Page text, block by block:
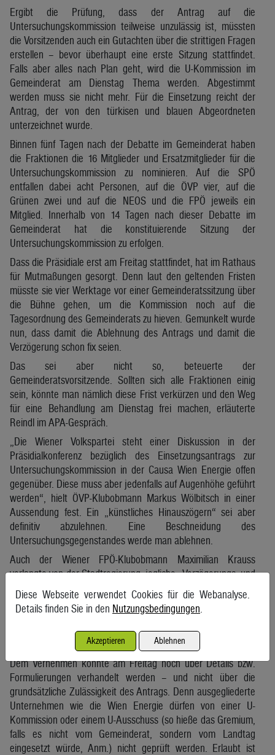
Ergibt die Prüfung, dass der Antrag auf die
Untersuchungskommission teilweise unzulässig ist, müssten
die Vorsitzenden auch ein Gutachten über die strittigen Fragen
erstellen – bevor überhaupt eine erste Sitzung stattfindet.
Falls aber alles nach Plan geht, wird die U-Kommission im
Gemeinderat am Dienstag Thema werden. Abgestimmt
werden muss sie nicht mehr. Für die Einsetzung reicht der
Antrag, der von den türkisen und blauen Abgeordneten
unterzeichnet wurde.
Binnen fünf Tagen nach der Debatte im Gemeinderat haben
die Fraktionen die 16 Mitglieder und Ersatzmitglieder für die
Untersuchungskommission zu nominieren. Auf die SPÖ
entfallen dabei acht Personen, auf die ÖVP vier, auf die
Grünen zwei und auf die NEOS und die FPÖ jeweils ein
Mitglied. Innerhalb von 14 Tagen nach dieser Debatte im
Gemeinderat hat die konstituierende Sitzung der
Untersuchungskommission zu erfolgen.
Dass die Präsidiale erst am Freitag stattfindet, hat im Rathaus
für Mutmaßungen gesorgt. Denn laut den geltenden Fristen
müsste sie vier Werktage vor einer Gemeinderatssitzung über
die Bühne gehen, um die Kommission noch auf die
Tagesordnung des Gemeinderats zu hieven. Gemunkelt wurde
nun, dass damit die Ablehnung des Antrags und damit die
Verzögerung schon fix seien.
Das sei aber nicht so, beteuerte der
Gemeinderatsvorsitzende. Sollten sich alle Fraktionen einig
sein, könnte man nämlich diese Frist verkürzen und den Weg
für eine Behandlung am Dienstag frei machen, erläuterte
Reindl im APA-Gespräch.
„Die Wiener Volkspartei steht einer Diskussion in der
Präsidialkonferenz bezüglich des Einsetzungsantrags zur
Untersuchungskommission in der Causa Wien Energie offen
gegenüber. Diese muss aber jedenfalls auf Augenhöhe geführt
werden“, hielt ÖVP-Klubobmann Markus Wölbitsch in einer
Aussendung fest. Ein „künstliches Hinauszögern“ sei aber
definitiv abzulehnen. Eine Beschneidung des
Untersuchungsgegenstandes werde man ablehnen.
Auch der Wiener FPÖ-Klubobmann Maximilian Krauss
verlangte von der Stadtregierung, jegliche „Verzögerungs- und
Vertuschungsaktionen“ zu unterlassen: „Offenbar fürchtet
man sich innerhalb der SPÖ, dass die Verfehlungen und
Hintergründe um die rechtswidrigen Milliardenvergaben von
Bürgermeister Ludwig an die Wien Energie ans Tageslicht
Dem Vernehmen könnte am Freitag noch über Details bzw.
Formulierungen verhandelt werden – und nicht über die
grundsätzliche Zulässigkeit des Antrags. Denn ausgegliederte
Unternehmen wie die Wien Energie dürfen von einer U-
Kommission oder einem U-Ausschuss (so hieße das Gremium,
falls es nicht vom Gemeinderat, sondern vom Landtag
eingesetzt würde, Anm.) nicht geprüft werden. Erlaubt ist
Diese Webseite verwendet Cookies für die Webanalyse.
Details finden Sie in den Nutzungsbedingungen.
Akzeptieren Ablehnen